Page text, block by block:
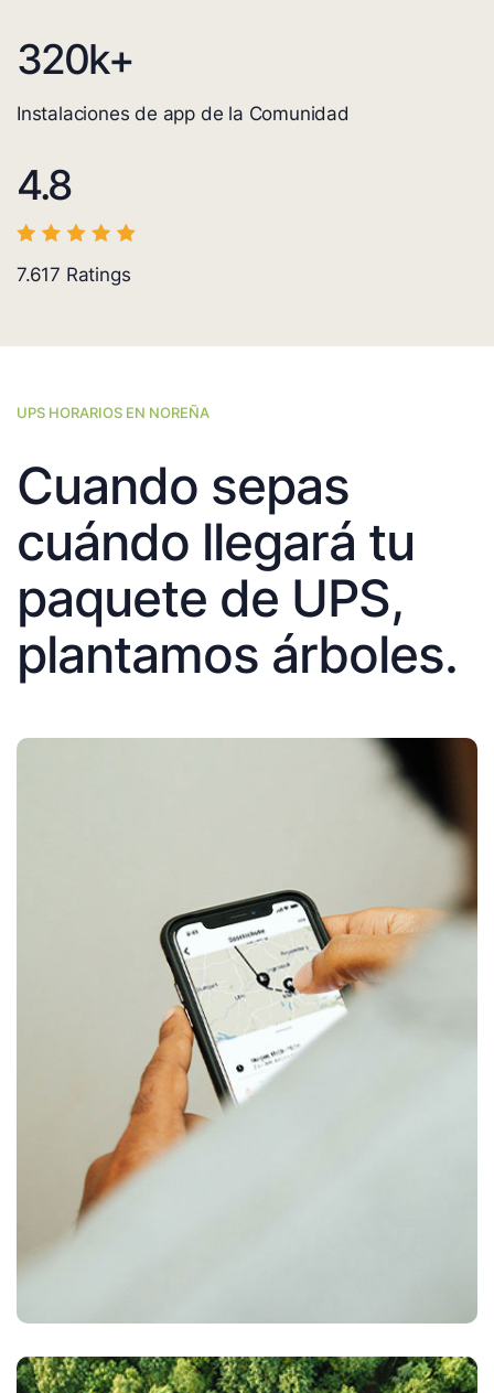
320k+
Instalaciones de app de la Comunidad
4.8
7.617 Ratings
UPS HORARIOS EN NOREÑA
Cuando sepas
cuándo llegará tu
paquete de UPS,
plantamos árboles.